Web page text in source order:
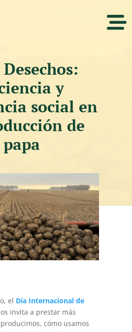
y
social en
de
papa
el Día Internacional de
invita a prestar más
cómo usamos